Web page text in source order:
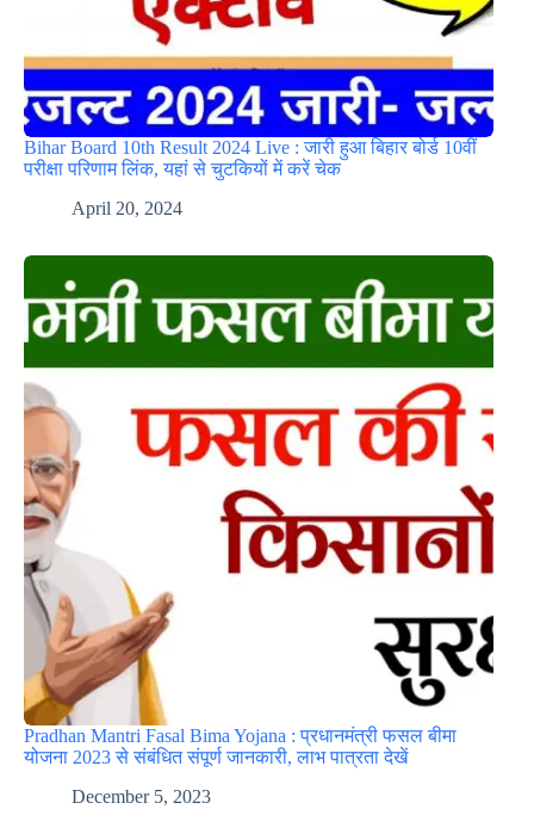
Bihar Board 10th Result 2024 Live : जारी हुआ बिहार बोर्ड 10वीं
परीक्षा परिणाम लिंक, यहां से चुटकियों में करें चेक
April 20, 2024
Pradhan Mantri Fasal Bima Yojana : प्रधानमंत्री फसल बीमा
योजना 2023 से संबंधित संपूर्ण जानकारी, लाभ पात्रता देखें
December 5, 2023